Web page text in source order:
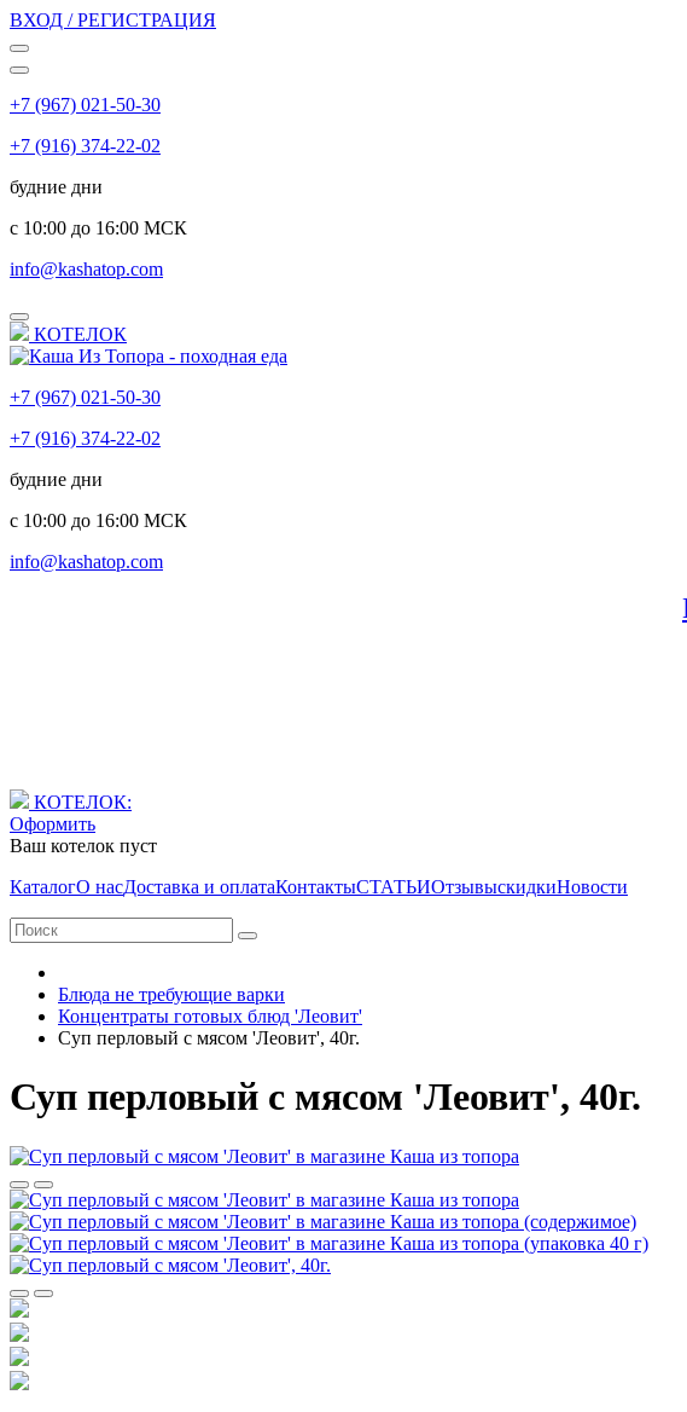
ВХОД / РЕГИСТРАЦИЯ
+7 (967) 021-50-30
+7 (916) 374-22-02
будние дни
с 10:00 до 16:00 МСК
info@kashatop.com
КОТЕЛОК
+7 (967) 021-50-30
+7 (916) 374-22-02
будние дни
с 10:00 до 16:00 МСК
info@kashatop.com
КОТЕЛОК:
Оформить
Ваш котелок пуст
КаталогО насДоставка и оплатаКонтактыСТАТЬИОтзывыскидкиНовости
Блюда не требующие варки
Концентраты готовых блюд 'Леовит'
Суп перловый с мясом 'Леовит', 40г.
Суп перловый с мясом 'Леовит', 40г.